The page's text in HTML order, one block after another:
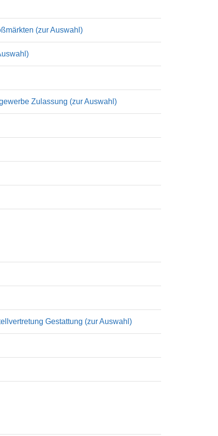
(zur Auswahl)
Zulassung (zur Auswahl)
Gestattung (zur Auswahl)